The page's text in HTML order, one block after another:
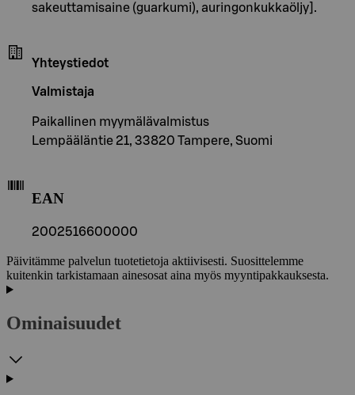
sakeuttamisaine (guarkumi), auringonkukkaöljy].
Yhteystiedot
Valmistaja
Paikallinen myymälävalmistus
Lempääläntie 21, 33820 Tampere, Suomi
EAN
2002516600000
Päivitämme palvelun tuotetietoja aktiivisesti. Suosittelemme
kuitenkin tarkistamaan ainesosat aina myös myyntipakkauksesta.
Ominaisuudet